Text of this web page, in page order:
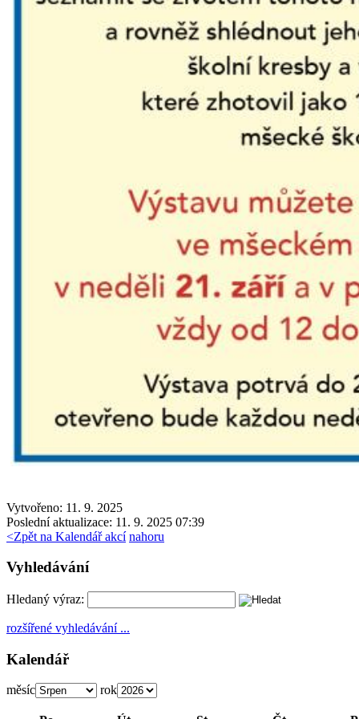
Vytvořeno: 11. 9. 2025
Poslední aktualizace: 11. 9. 2025 07:39
<Zpět na Kalendář akcí nahoru
Vyhledávání
Hledaný výraz:
rozšířené vyhledávání ...
Kalendář
měsíc rok